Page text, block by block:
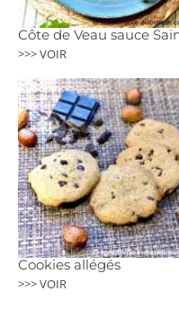
Côte de Veau sauce
>>> VOIR
Cookies allégés
>>> VOIR